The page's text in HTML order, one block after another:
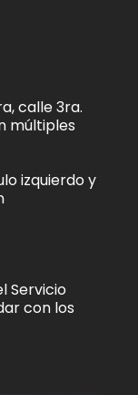
calle 3ra.
múltiples
izquierdo y
Servicio
con los